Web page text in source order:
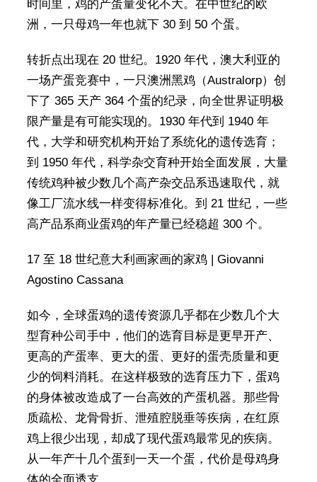
时间里，鸡的产蛋量变化不大。在中世纪的欧
洲，一只母鸡一年也就下 30 到 50 个蛋。
转折点出现在 20 世纪。1920 年代，澳大利亚的
一场产蛋竞赛中，一只澳洲黑鸡（Australorp）创
下了 365 天产 364 个蛋的纪录，向全世界证明极
限产量是有可能实现的。1930 年代到 1940 年
代，大学和研究机构开始了系统化的遗传选育；
到 1950 年代，科学杂交育种开始全面发展，大量
传统鸡种被少数几个高产杂交品系迅速取代，就
像工厂流水线一样变得标准化。到 21 世纪，一些
高产品系商业蛋鸡的年产量已经稳超 300 个。
17 至 18 世纪意大利画家画的家鸡 | Giovanni
Agostino Cassana
如今，全球蛋鸡的遗传资源几乎都在少数几个大
型育种公司手中，他们的选育目标是更早开产、
更高的产蛋率、更大的蛋、更好的蛋壳质量和更
少的饲料消耗。在这样极致的选育压力下，蛋鸡
的身体被改造成了一台高效的产蛋机器。那些骨
质疏松、龙骨骨折、泄殖腔脱垂等疾病，在红原
鸡上很少出现，却成了现代蛋鸡最常见的疾病。
从一年产十几个蛋到一天一个蛋，代价是母鸡身